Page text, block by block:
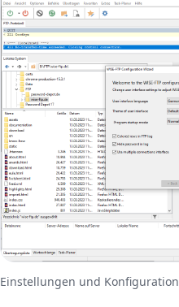
Einstellungen und Konfiguration